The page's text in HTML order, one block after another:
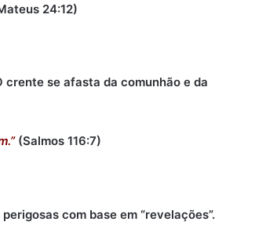
24:12)
crente se afasta da comunhão e da
(Salmos 116:7)
com base em “revelações”.